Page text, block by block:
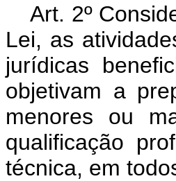
Art. 2º
Lei, as
jurídicas
objetivam a
menores ou
qualificação
técnica, em